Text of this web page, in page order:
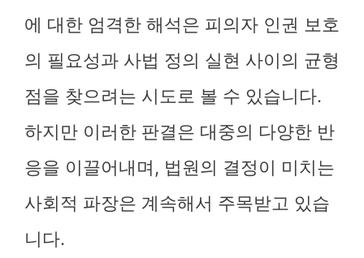
에 대한 엄격한 해석은 피의자 인권 보호
의 필요성과 사법 정의 실현 사이의 균형
점을 찾으려는 시도로 볼 수 있습니다.
하지만 이러한 판결은 대중의 다양한 반
응을 이끌어내며, 법원의 결정이 미치는
사회적 파장은 계속해서 주목받고 있습
니다.